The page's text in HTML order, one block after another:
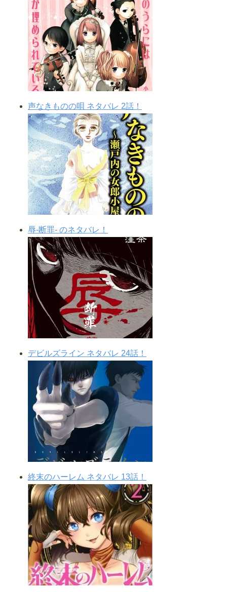
声なきものの唄 ネタバレ 2話！
辱-断罪- のネタバレ！
デビルズライン ネタバレ 24話！
終末のハーレム ネタバレ 13話！